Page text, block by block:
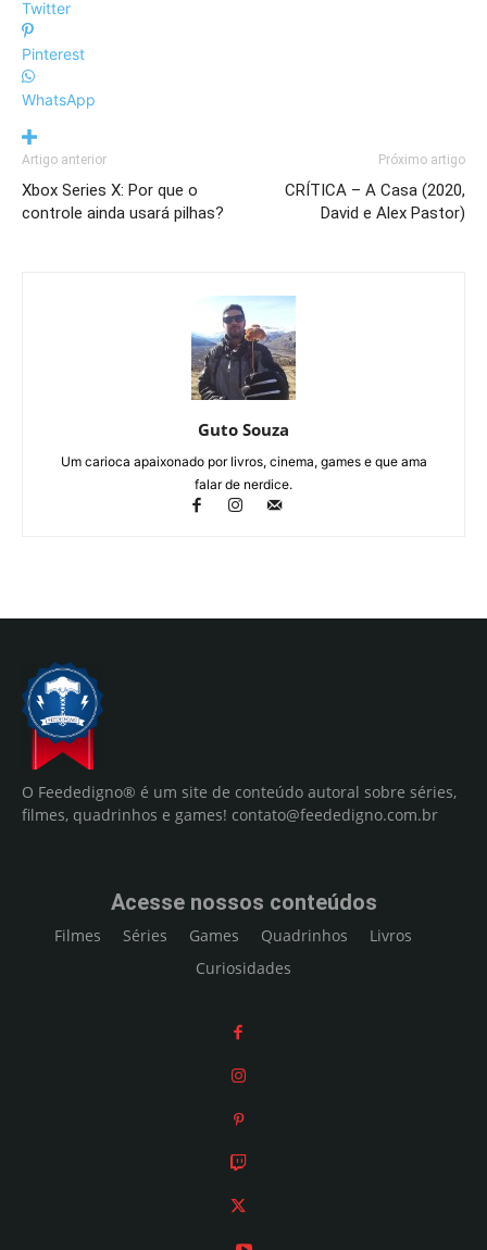
Twitter
Pinterest
WhatsApp
Artigo anterior
Xbox Series X: Por que o
controle ainda usará pilhas?
Próximo artigo
CRÍTICA – A Casa (2020,
David e Alex Pastor)
Guto Souza
Um carioca apaixonado por livros, cinema, games e que ama
falar de nerdice.
O Feededigno® é um site de conteúdo autoral sobre séries,
filmes, quadrinhos e games! contato@feededigno.com.br
Acesse nossos conteúdos
Filmes Séries Games Quadrinhos
Livros
Curiosidades